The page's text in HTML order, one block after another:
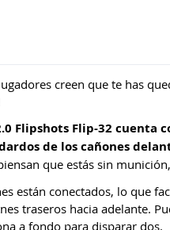
creen que te has
Flipshots Flip-32 cuenta
de los cañones
que estás sin
están conectados, lo que
traseros hacia adelante.
a fondo para disparar dos.